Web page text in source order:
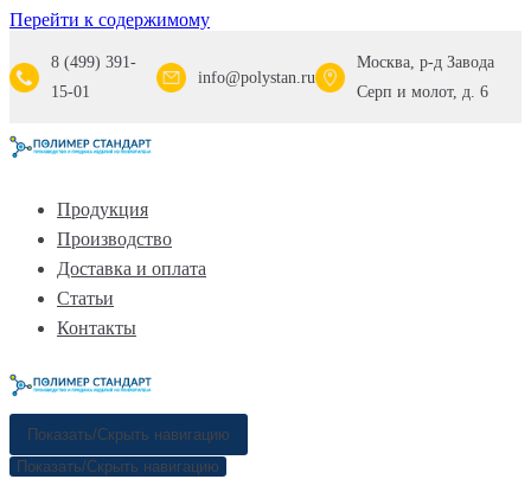
Перейти к содержимому
8 (499) 391-
15-01
info@polystan.ru
Москва, р-д Завода
Серп и молот, д. 6
Продукция
Производство
Доставка и оплата
Статьи
Контакты
Показать/Скрыть навигацию
Показать/Скрыть навигацию